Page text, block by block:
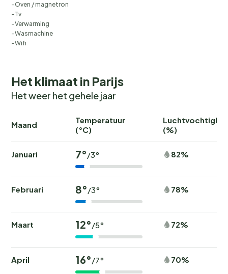
Oven / magnetron
Tv
Verwarming
Wasmachine
Wifi
Het klimaat in Parijs
Het weer het gehele jaar
Maand
Temperatuur
(°C)
(%)
Januari 7°/3° 82%
Februari 8°/3° 78%
Maart 12°/5° 72%
April 16°/7° 70%